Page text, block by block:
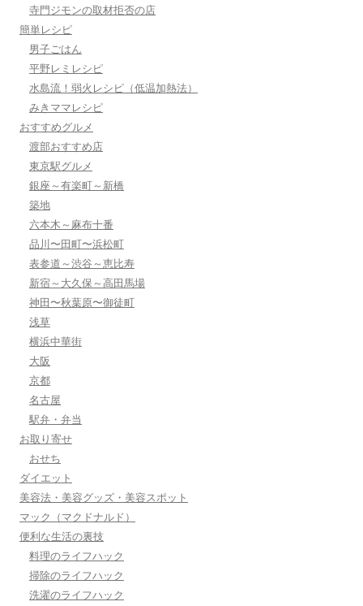
寺門ジモンの取材拒否の店
簡単レシピ
男子ごはん
平野レミレシピ
水島流！弱火レシピ（低温加熱法）
みきママレシピ
おすすめグルメ
渡部おすすめ店
東京駅グルメ
銀座～有楽町～新橋
築地
六本木～麻布十番
品川〜田町〜浜松町
表参道～渋谷～恵比寿
新宿～大久保～高田馬場
神田〜秋葉原〜御徒町
浅草
横浜中華街
大阪
京都
名古屋
駅弁・弁当
お取り寄せ
おせち
ダイエット
美容法・美容グッズ・美容スポット
マック（マクドナルド）
便利な生活の裏技
料理のライフハック
掃除のライフハック
洗濯のライフハック